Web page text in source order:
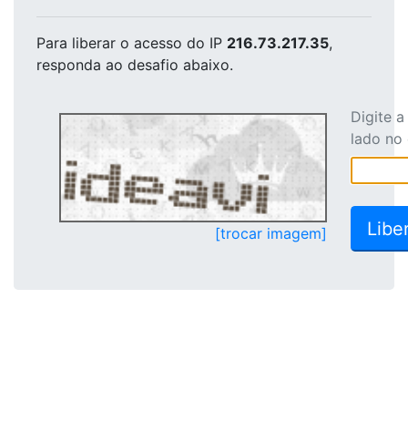
Para liberar o acesso do IP 216.73.217.35,
responda ao desafio abaixo.
[trocar imagem]
Digite
lado no